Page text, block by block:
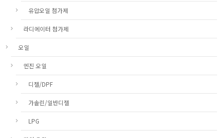
유압오일 첨가제
라디에이터 첨가제
오일
엔진 오일
디젤/DPF
가솔린/일반디젤
LPG